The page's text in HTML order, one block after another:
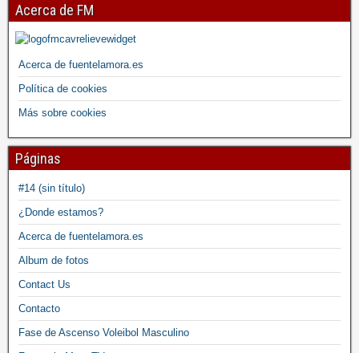
Acerca de FM
Acerca de fuentelamora.es
Política de cookies
Más sobre cookies
Páginas
#14 (sin título)
¿Donde estamos?
Acerca de fuentelamora.es
Album de fotos
Contact Us
Contacto
Fase de Ascenso Voleibol Masculino